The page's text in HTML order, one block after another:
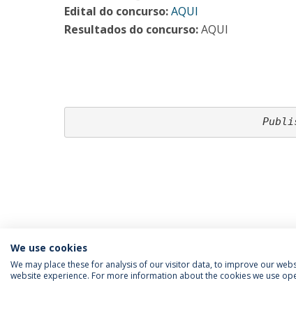
Edital do concurso:AQUI
Resultados do concurso:AQUI
We use cookies
We may place these for analysis of our visitor data, to improve our
website experience. For more information about the cookies we use